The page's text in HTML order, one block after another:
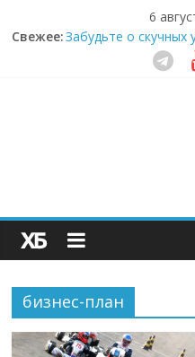
6
Свежее:
Секрет
пребиотиками
здорового питания
Как простая
не забывать о
бизнес-план